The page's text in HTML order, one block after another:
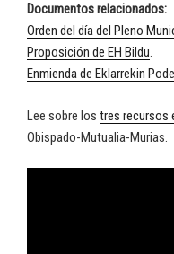
Documentos relacionados:
Orden del día del Pleno
Proposición de EH Bildu.
Enmienda de Eklarrekin
Lee sobre los tres recursos
Obispado-Mutualia-Murias.